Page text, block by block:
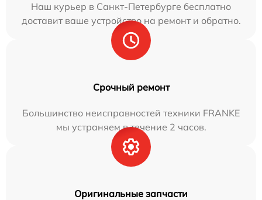
Наш курьер в Санкт-Петербурге бесплатно
доставит ваше устройство на ремонт и обратно.
Срочный ремонт
Большинство неисправностей техники FRANKE
мы устраняем в течение 2 часов.
Оригинальные запчасти